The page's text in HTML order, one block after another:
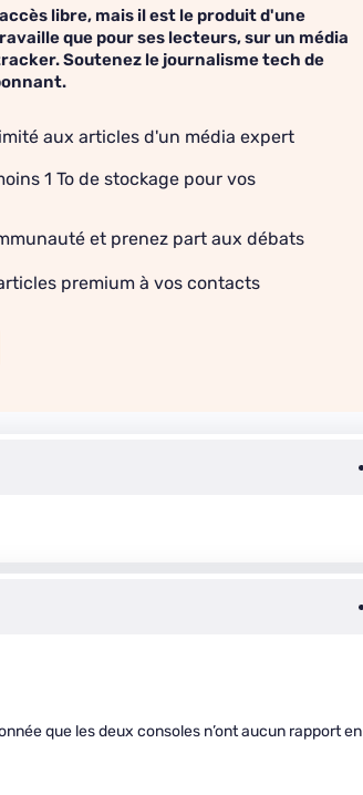
libre, mais il est le produit d'une
que pour ses lecteurs, sur un média
Soutenez le journalisme tech de
aux articles d'un média expert
1 To de stockage pour vos
et prenez part aux débats
premium à vos contacts
que les deux consoles n’ont aucun rapport en